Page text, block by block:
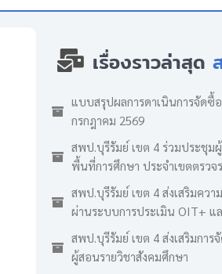
เรื่องราวล่าสุด
แบบสรุปผลการดาเนินการจัดซื้
กรกฎาคม 2569
สพป.บุรีรัมย์ เขต 4 ร่วมประชุม
พื้นที่การศึกษา ประจำเขตตรวจ
สพป.บุรีรัมย์ เขต 4 ส่งเสริมควา
ผ่านระบบการประเมิน OIT+ แ
สพป.บุรีรัมย์ เขต 4 ส่งเสริมการ
ผู้สอนรายวิชาสังคมศึกษา